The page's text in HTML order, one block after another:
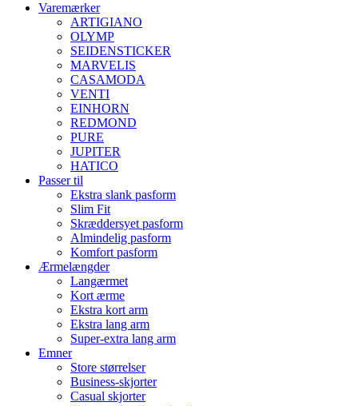
Varemærker
ARTIGIANO
OLYMP
SEIDENSTICKER
MARVELIS
CASAMODA
VENTI
EINHORN
REDMOND
PURE
JUPITER
HATICO
Passer til
Ekstra slank pasform
Slim Fit
Skræddersyet pasform
Almindelig pasform
Komfort pasform
Ærmelængder
Langærmet
Kort ærme
Ekstra kort arm
Ekstra lang arm
Super-extra lang arm
Emner
Store størrelser
Business-skjorter
Casual skjorter